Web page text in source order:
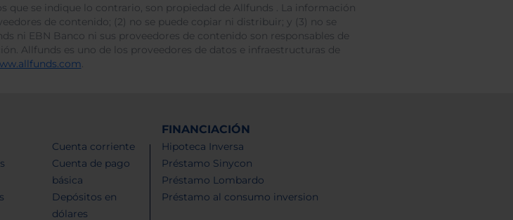
que se indique lo contrario, son propiedad de Allfunds . La información
de contenido; (2) no se puede copiar ni distribuir; y (3) no se
ni EBN Banco ni sus proveedores de contenido son responsables de
Allfunds es uno de los proveedores de datos e infraestructuras de
.
Cuenta corriente
Cuenta de pago
básica
Depósitos en
dólares
FINANCIACIÓN
Hipoteca Inversa
Préstamo Sinycon
Préstamo Lombardo
Préstamo al consumo inversion